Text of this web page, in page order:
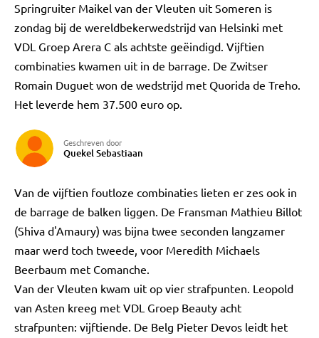
Springruiter Maikel van der Vleuten uit Someren is
zondag bij de wereldbekerwedstrijd van Helsinki met
VDL Groep Arera C als achtste geëindigd. Vijftien
combinaties kwamen uit in de barrage. De Zwitser
Romain Duguet won de wedstrijd met Quorida de Treho.
Het leverde hem 37.500 euro op.
Geschreven door
Quekel Sebastiaan
Van de vijftien foutloze combinaties lieten er zes ook in
de barrage de balken liggen. De Fransman Mathieu Billot
(Shiva d'Amaury) was bijna twee seconden langzamer
maar werd toch tweede, voor Meredith Michaels
Beerbaum met Comanche.
Van der Vleuten kwam uit op vier strafpunten. Leopold
van Asten kreeg met VDL Groep Beauty acht
strafpunten: vijftiende. De Belg Pieter Devos leidt het